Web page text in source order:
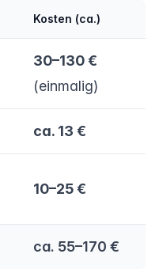
Kosten (ca.)
30–130 €
(einmalig)
ca. 13 €
10–25 €
ca. 55–170 €